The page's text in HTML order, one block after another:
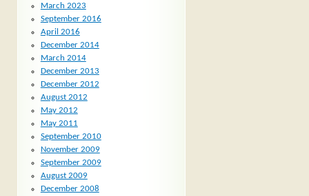
March 2023
September 2016
April 2016
December 2014
March 2014
December 2013
December 2012
August 2012
May 2012
May 2011
September 2010
November 2009
September 2009
August 2009
December 2008